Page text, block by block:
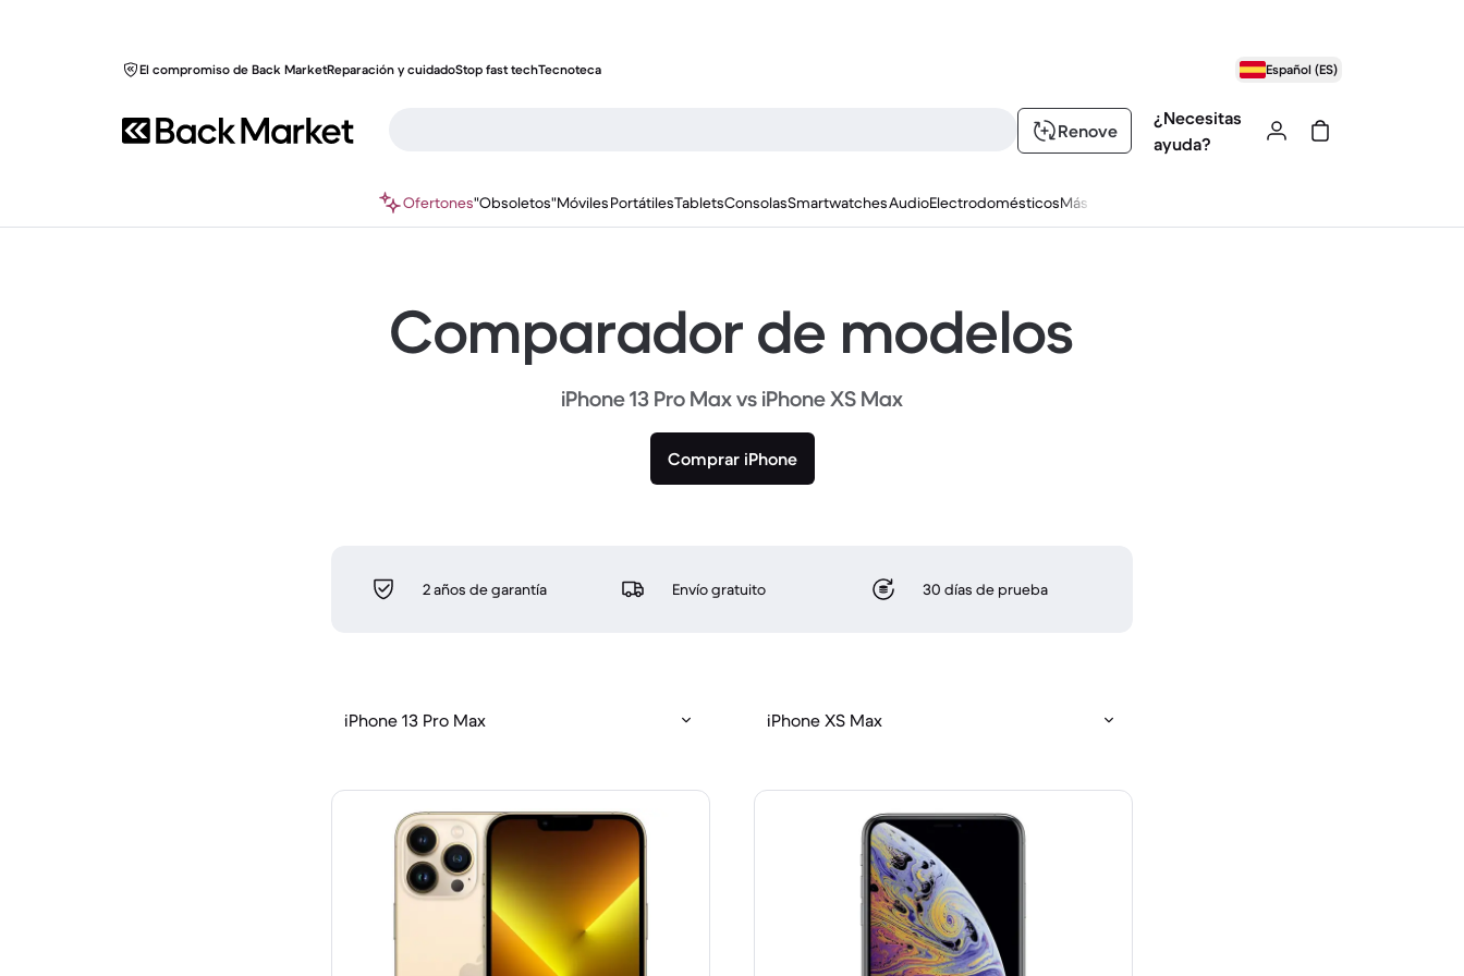
El compromiso de Back MarketReparación y cuidadoStop fast techTecnoteca Español (ES)
Renove
¿Necesitas
ayuda?
Ofertones"Obsoletos"MóvilesPortátilesTabletsConsolasSmartwatchesAudioElectrodomésticosMás
Comparador de modelos
iPhone 13 Pro Max vs iPhone XS Max
Comprar iPhone
2 años de garantía Envío gratuito 30 días de prueba
iPhone 13 Pro Max iPhone XS Max